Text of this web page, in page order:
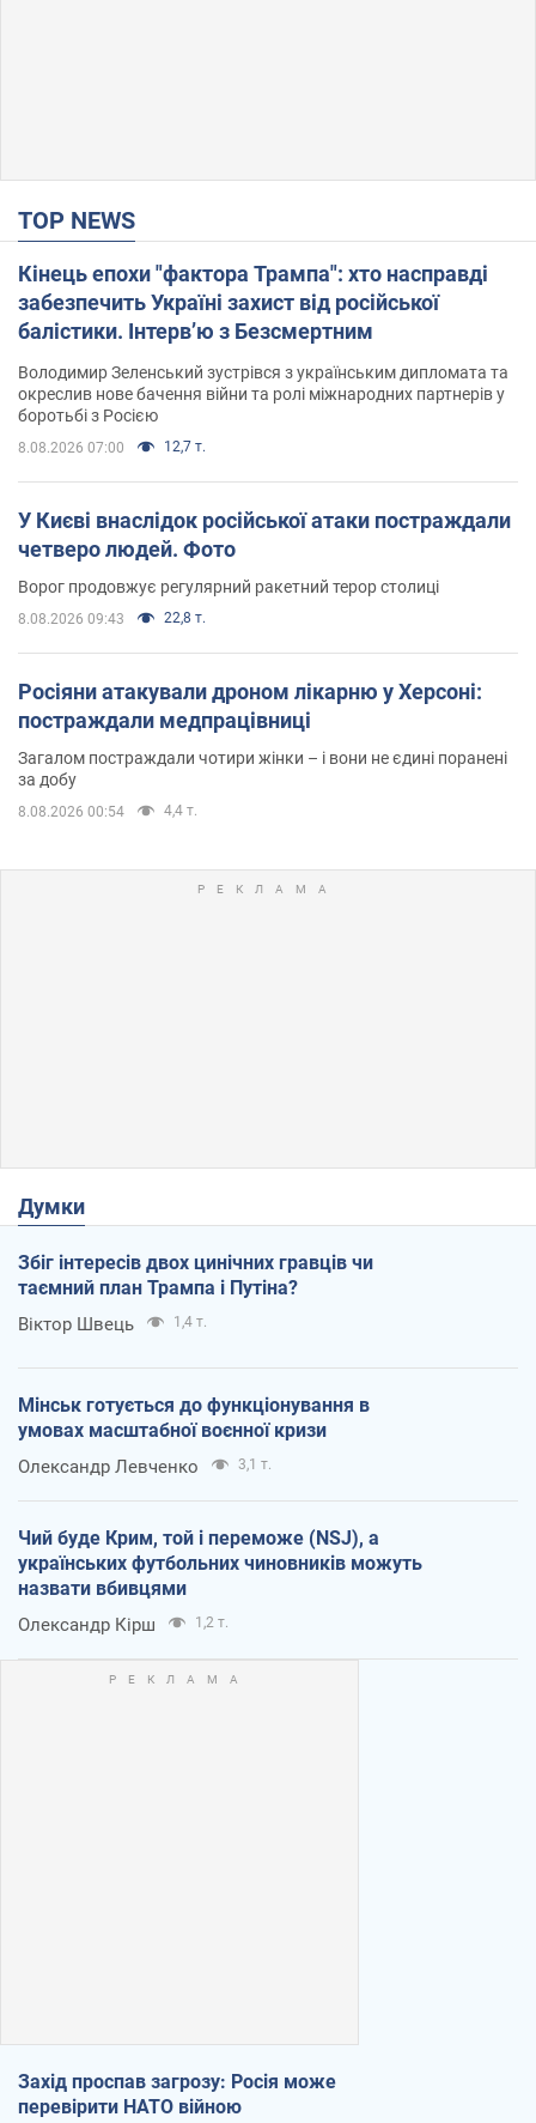
TOP NEWS
Кінець епохи "фактора Трампа": хто насправді
забезпечить Україні захист від російської
балістики. Інтерв’ю з Безсмертним
Володимир Зеленський зустрівся з українським дипломата та
окреслив нове бачення війни та ролі міжнародних партнерів у
боротьбі з Росією
8.08.2026 07:00 12,7 т.
У Києві внаслідок російської атаки постраждали
четверо людей. Фото
Ворог продовжує регулярний ракетний терор столиці
8.08.2026 09:43 22,8 т.
Росіяни атакували дроном лікарню у Херсоні:
постраждали медпрацівниці
Загалом постраждали чотири жінки – і вони не єдині поранені
за добу
8.08.2026 00:54 4,4 т.
Думки
Збіг інтересів двох цинічних гравців чи
таємний план Трампа і Путіна?
Віктор Швець 1,4 т.
Мінськ готується до функціонування в
умовах масштабної воєнної кризи
Олександр Левченко 3,1 т.
Чий буде Крим, той і переможе (NSJ), а
українських футбольних чиновників можуть
назвати вбивцями
Олександр Кірш 1,2 т.
Захід проспав загрозу: Росія може
перевірити НАТО війною